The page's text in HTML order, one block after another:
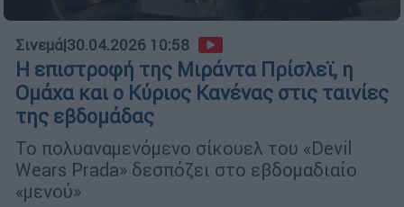
Σινεμά|30.04.2026 10:58
Η επιστροφή της Μιράντα Πρίσλεϊ, η
Ομάχα και ο Κύριος Κανένας στις ταινίες
της εβδομάδας
Το πολυαναμενόμενο σίκουελ του «Devil
Wears Prada» δεσπόζει στο εβδομαδιαίο
«μενού»